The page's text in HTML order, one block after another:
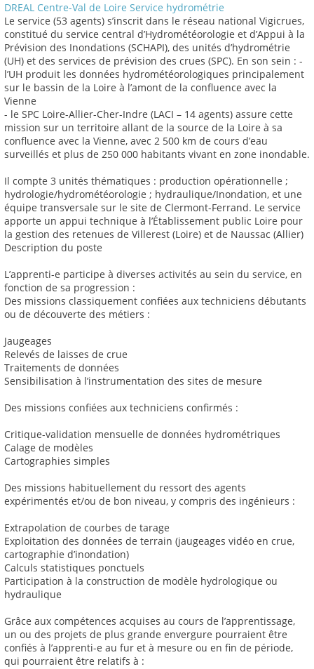
DREAL Centre-Val de Loire Service hydrométrie
Le service (53 agents) s’inscrit dans le réseau national Vigicrues,
constitué du service central d’Hydrométéorologie et d’Appui à la
Prévision des Inondations (SCHAPI), des unités d’hydrométrie
(UH) et des services de prévision des crues (SPC). En son sein : -
l’UH produit les données hydrométéorologiques principalement
sur le bassin de la Loire à l’amont de la confluence avec la
Vienne
- le SPC Loire-Allier-Cher-Indre (LACI – 14 agents) assure cette
mission sur un territoire allant de la source de la Loire à sa
confluence avec la Vienne, avec 2 500 km de cours d’eau
surveillés et plus de 250 000 habitants vivant en zone inondable.
Il compte 3 unités thématiques : production opérationnelle ;
hydrologie/hydrométéorologie ; hydraulique/Inondation, et une
équipe transversale sur le site de Clermont-Ferrand. Le service
apporte un appui technique à l’Établissement public Loire pour
la gestion des retenues de Villerest (Loire) et de Naussac (Allier)
Description du poste
L’apprenti-e participe à diverses activités au sein du service, en
fonction de sa progression :
Des missions classiquement confiées aux techniciens débutants
ou de découverte des métiers :
Jaugeages
Relevés de laisses de crue
Traitements de données
Sensibilisation à l’instrumentation des sites de mesure
Des missions confiées aux techniciens confirmés :
Critique-validation mensuelle de données hydrométriques
Calage de modèles
Cartographies simples
Des missions habituellement du ressort des agents
expérimentés et/ou de bon niveau, y compris des ingénieurs :
Extrapolation de courbes de tarage
Exploitation des données de terrain (jaugeages vidéo en crue,
cartographie d’inondation)
Calculs statistiques ponctuels
Participation à la construction de modèle hydrologique ou
hydraulique
Grâce aux compétences acquises au cours de l’apprentissage,
un ou des projets de plus grande envergure pourraient être
confiés à l’apprenti-e au fur et à mesure ou en fin de période,
qui pourraient être relatifs à :